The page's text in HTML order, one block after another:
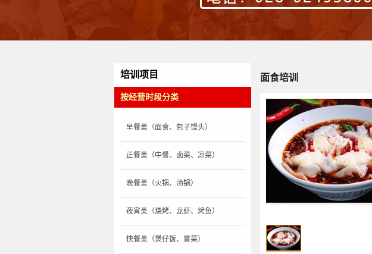
培训项目
按经营时段分类
早餐类（面食、包子馒头）
正餐类（中餐、卤菜、凉菜）
晚餐类（火锅、汤锅）
夜宵类（烧烤、龙虾、烤鱼）
快餐类（煲仔饭、冒菜）
面食培训